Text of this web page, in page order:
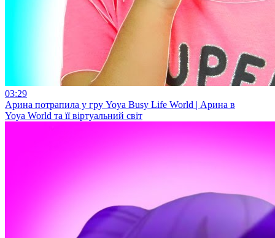
03:29
Арина потрапила у гру Yoya Busy Life World | Арина в
Yoya World та її віртуальний світ